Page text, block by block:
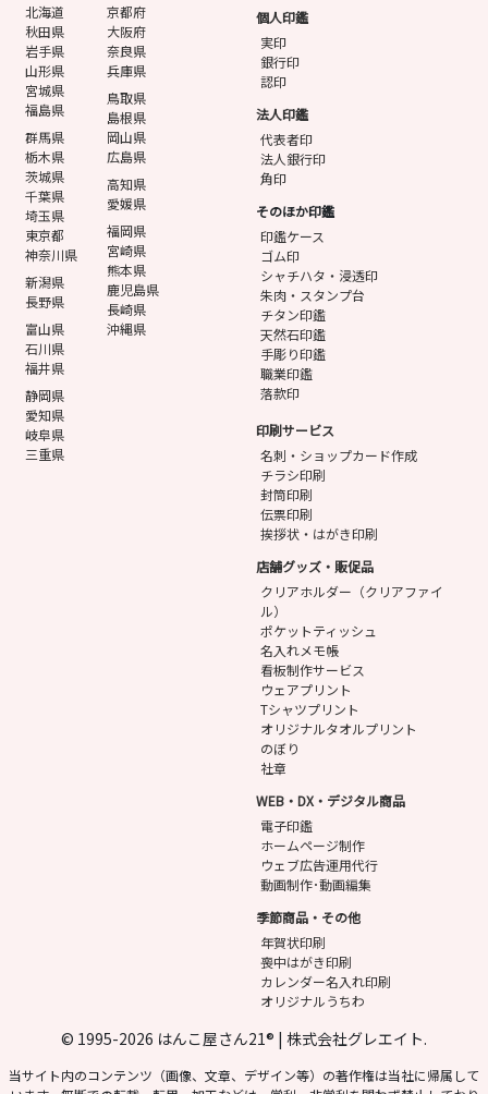
北海道
秋田県
岩手県
山形県
宮城県
福島県
群馬県
栃木県
茨城県
千葉県
埼玉県
東京都
神奈川県
新潟県
長野県
富山県
石川県
福井県
静岡県
愛知県
岐阜県
三重県
京都府
大阪府
奈良県
兵庫県
鳥取県
島根県
岡山県
広島県
高知県
愛媛県
福岡県
宮崎県
熊本県
鹿児島県
長崎県
沖縄県
個人印鑑
実印
銀行印
認印
法人印鑑
代表者印
法人銀行印
角印
そのほか印鑑
印鑑ケース
ゴム印
シャチハタ・浸透印
朱肉・スタンプ台
チタン印鑑
天然石印鑑
手彫り印鑑
職業印鑑
落款印
印刷サービス
名刺・ショップカード作成
チラシ印刷
封筒印刷
伝票印刷
挨拶状・はがき印刷
店舗グッズ・販促品
クリアホルダー（クリアファイ
ル）
ポケットティッシュ
名入れメモ帳
看板制作サービス
ウェアプリント
Tシャツプリント
オリジナルタオルプリント
のぼり
社章
WEB・DX・デジタル商品
電子印鑑
ホームページ制作
ウェブ広告運用代行
動画制作･動画編集
季節商品・その他
年賀状印刷
喪中はがき印刷
カレンダー名入れ印刷
オリジナルうちわ
© 1995-2026 はんこ屋さん21® | 株式会社グレエイト.
当サイト内のコンテンツ（画像、文章、デザイン等）の著作権は当社に帰属して